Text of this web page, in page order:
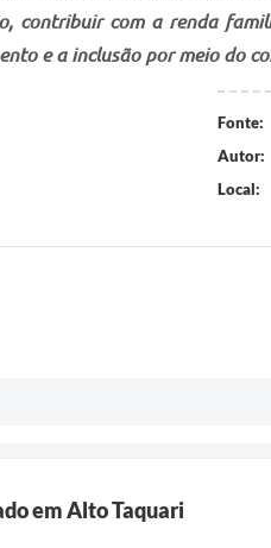
contribuir com a renda
e a inclusão por meio do
Fonte:
Autor:
Local:
em Alto Taquari